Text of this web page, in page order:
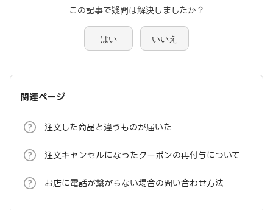
この記事で疑問は解決しましたか？
はい いいえ
関連ページ
注文した商品と違うものが届いた
注文キャンセルになったクーポンの再付与について
お店に電話が繋がらない場合の問い合わせ方法